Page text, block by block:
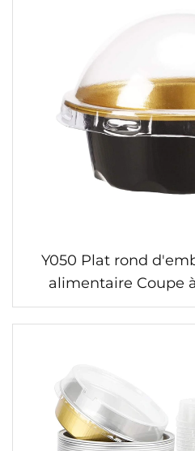
Y050 Plat rond
alimentaire Coupe
gâteau moule à
d'aluminium